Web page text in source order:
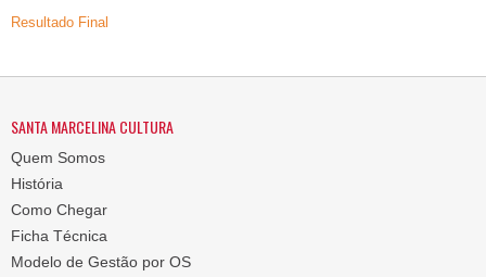
Resultado Final
SANTA MARCELINA CULTURA
Quem Somos
História
Como Chegar
Ficha Técnica
Modelo de Gestão por OS